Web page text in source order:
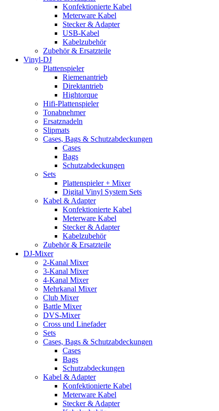
Konfektionierte Kabel
Meterware Kabel
Stecker & Adapter
USB-Kabel
Kabelzubehör
Zubehör & Ersatzteile
Vinyl-DJ
Plattenspieler
Riemenantrieb
Direktantrieb
Hightorque
Hifi-Plattenspieler
Tonabnehmer
Ersatznadeln
Slipmats
Cases, Bags & Schutzabdeckungen
Cases
Bags
Schutzabdeckungen
Sets
Plattenspieler + Mixer
Digital Vinyl System Sets
Kabel & Adapter
Konfektionierte Kabel
Meterware Kabel
Stecker & Adapter
Kabelzubehör
Zubehör & Ersatzteile
DJ-Mixer
2-Kanal Mixer
3-Kanal Mixer
4-Kanal Mixer
Mehrkanal Mixer
Club Mixer
Battle Mixer
DVS-Mixer
Cross und Linefader
Sets
Cases, Bags & Schutzabdeckungen
Cases
Bags
Schutzabdeckungen
Kabel & Adapter
Konfektionierte Kabel
Meterware Kabel
Stecker & Adapter